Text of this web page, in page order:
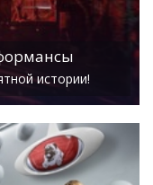
истории!